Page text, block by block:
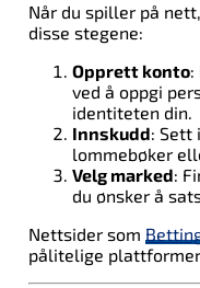
Når du spiller på
disse stegene:
Opprett konto:
ved å oppgi
identiteten din.
Innskudd: Sett
lommebøker
Velg marked:
du ønsker å
Nettsider som
pålitelige